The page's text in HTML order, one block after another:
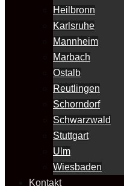
Heilbronn
Karlsruhe
Mannheim
Marbach
Ostalb
Reutlingen
Schorndorf
Schwarzwald
Stuttgart
Ulm
Wiesbaden
Kontakt